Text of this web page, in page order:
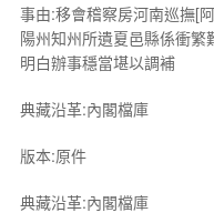
事由:移會稽察房河南巡撫[
陽州知州所遺夏邑縣係衝
明白辦事穩當堪以調補
典藏沿革:內閣檔庫
版本:原件
典藏沿革:內閣檔庫